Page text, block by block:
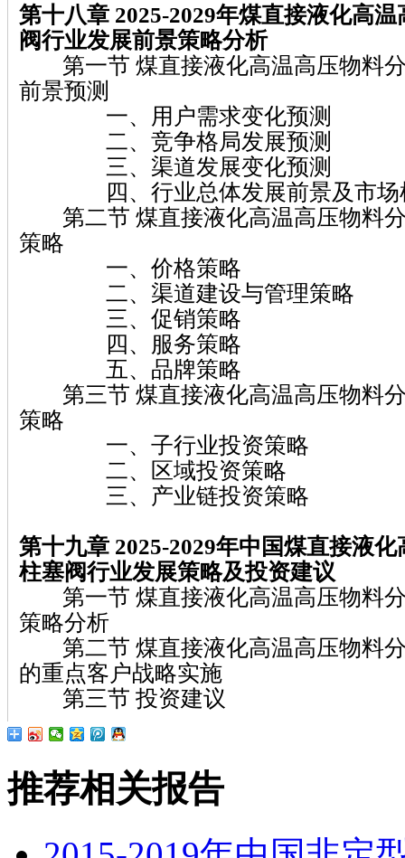
第十八章 2025-2029年煤直接液化高
阀行业发展前景策略分析
第一节 煤直接液化高温高压物料
前景预测
一、用户需求变化预测
二、竞争格局发展预测
三、渠道发展变化预测
四、行业总体发展前景及市场
第二节 煤直接液化高温高压物料
策略
一、价格策略
二、渠道建设与管理策略
三、促销策略
四、服务策略
五、品牌策略
第三节 煤直接液化高温高压物料
策略
一、子行业投资策略
二、区域投资策略
三、产业链投资策略
第十九章 2025-2029年中国煤直接液
柱塞阀行业发展策略及投资建议
第一节 煤直接液化高温高压物料
策略分析
第二节 煤直接液化高温高压物料
的重点客户战略实施
第三节 投资建议
推荐相关报告